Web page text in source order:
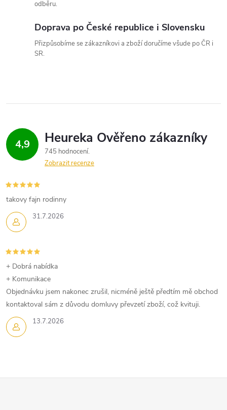
u
odběru.
Doprava po České republice i Slovensku
Přizpůsobíme se zákazníkovi a zboží doručíme všude po ČR i
SR.
4,9
745 hodnocení
Zobrazit recenze
31.7.2026
takovy fajn rodinny
13.7.2026
+ Dobrá nabídka
+ Komunikace
Objednávku jsem nakonec zrušil, nicméně ještě předtím mě obchod
kontaktoval sám z důvodu domluvy převzetí zboží, což kvituji.